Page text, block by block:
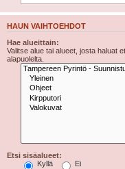
HAUN VAIHTOEHDOT
Hae alueittain:
Valitse alue tai alueet, josta haluat
alapuolelta.
Etsi sisäalueet:
Kyllä
Ei